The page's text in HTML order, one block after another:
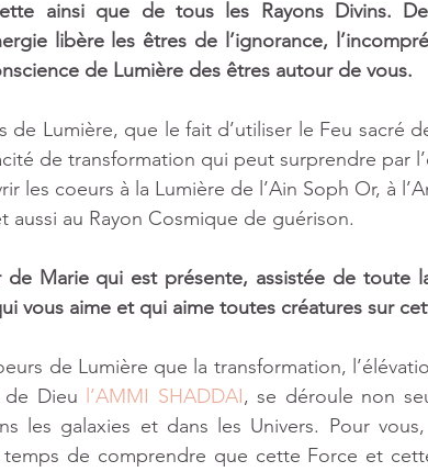
ainsi que de tous les Rayons Divins.
libère les êtres de l’ignorance,
de Lumière des êtres autour de vous.
de Lumière, que le fait d’utiliser le Feu sacré
de transformation qui peut surprendre par
les coeurs à la Lumière de l’Ain Soph Or, à
aussi au Rayon Cosmique de guérison.
de Marie qui est présente, assistée de toute
vous aime et qui aime toutes créatures sur
de Lumière que la transformation,
de Dieu l’AMMI SHADDAI, se déroule non
les galaxies et dans les Univers. Pour vous,
de comprendre que cette Force et